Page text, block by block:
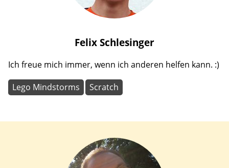
FelixSchlesinger
Ich freue mich immer, wenn ich anderen helfen kann. :)
Lego Mindstorms Scratch